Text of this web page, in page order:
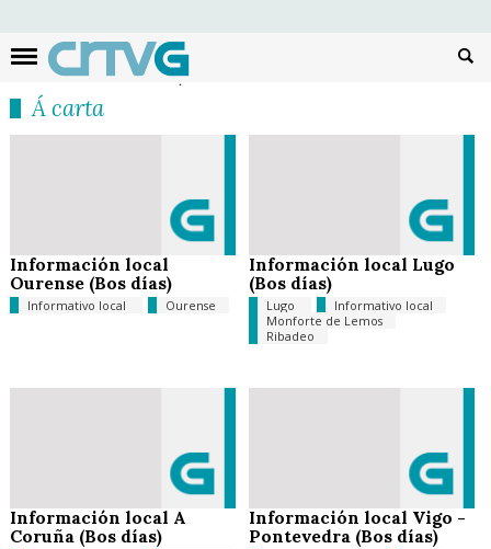
Á carta
Información local
Ourense (Bos días)
Informativo local Ourense
Información local Lugo
(Bos días)
Lugo
Informativo local
Monforte de Lemos
Ribadeo
Información local A
Coruña (Bos días)
Información local Vigo -
Pontevedra (Bos días)